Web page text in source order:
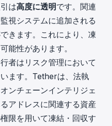
は高度に透明です。関連
視システムに追加される
きます。これにより、凍
能性があります。
者はリスク管理において
ます。Tetherは、法執
ンチェーンインテリジェ
アドレスに関連する資産
限を用いて凍結・回収す